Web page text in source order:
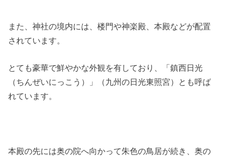
また、神社の境内には、楼門や神楽殿、本殿などが配置
されています。
とても豪華で鮮やかな外観を有しており、「鎮西日光
（ちんぜいにっこう）」（九州の日光東照宮）とも呼ば
れています。
本殿の先には奥の院へ向かって朱色の鳥居が続き、奥の